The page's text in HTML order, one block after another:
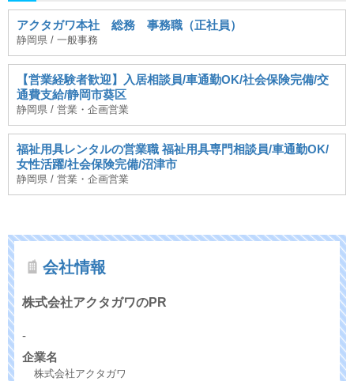
アクタガワ本社 総務 事務職（正社員）
静岡県 / 一般事務
【営業経験者歓迎】入居相談員/車通勤OK/社会保険完備/交
通費支給/静岡市葵区
静岡県 / 営業・企画営業
福祉用具レンタルの営業職 福祉用具専門相談員/車通勤OK/
女性活躍/社会保険完備/沼津市
静岡県 / 営業・企画営業
会社情報
株式会社アクタガワのPR
-
企業名
株式会社アクタガワ